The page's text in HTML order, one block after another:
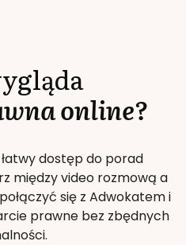
online?
dostęp do porad
między video rozmową a
się z Adwokatem i
prawne bez zbędnych